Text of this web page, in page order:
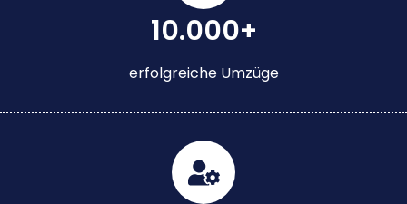
10.000+
erfolgreiche Umzüge